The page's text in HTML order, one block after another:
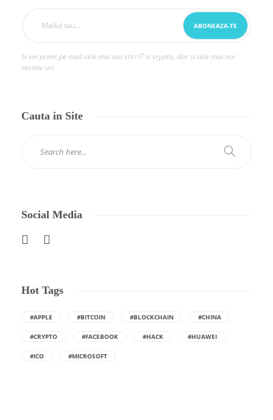
Si vei primi pe mail cele mai noi stiri IT si crypto, dar si cele mai noi
review-uri
Cauta in Site
Social Media
Hot Tags
#APPLE #BITCOIN #BLOCKCHAIN #CHINA
#CRYPTO #FACEBOOK #HACK #HUAWEI
#ICO #MICROSOFT